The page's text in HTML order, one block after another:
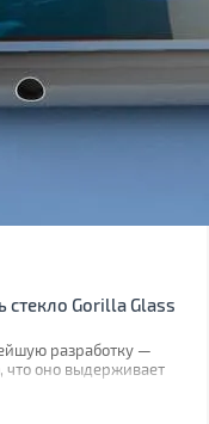
стекло Gorilla Glass
разработку —
что оно выдерживает
при фотосессиях